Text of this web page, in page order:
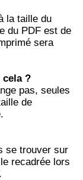
la taille du
du PDF est de
sera
cela ?
pas, seules
de
se trouver sur
recadrée lors